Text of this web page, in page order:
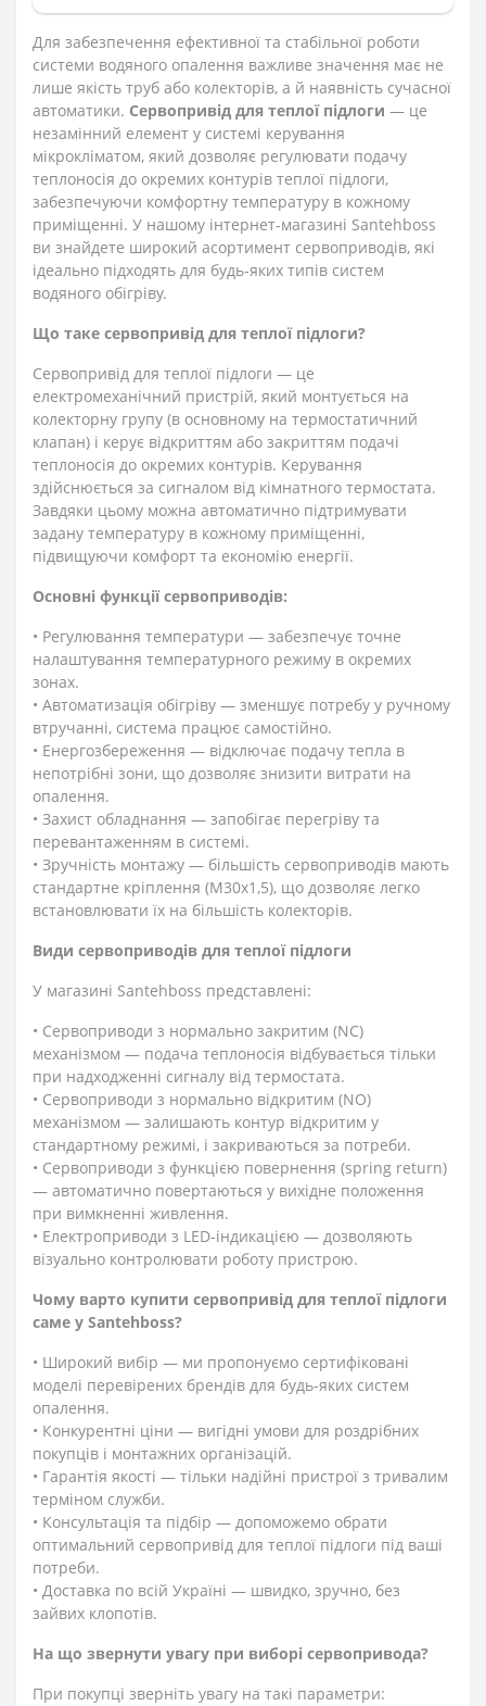
Для забезпечення ефективної та стабільної роботи
системи водяного опалення важливе значення має не
лише якість труб або колекторів, а й наявність сучасної
автоматики. Сервопривід для теплої підлоги — це
незамінний елемент у системі керування
мікрокліматом, який дозволяє регулювати подачу
теплоносія до окремих контурів теплої підлоги,
забезпечуючи комфортну температуру в кожному
приміщенні. У нашому інтернет-магазині Santehboss
ви знайдете широкий асортимент сервоприводів, які
ідеально підходять для будь-яких типів систем
водяного обігріву.
Що таке сервопривід для теплої підлоги?
Сервопривід для теплої підлоги — це
електромеханічний пристрій, який монтується на
колекторну групу (в основному на термостатичний
клапан) і керує відкриттям або закриттям подачі
теплоносія до окремих контурів. Керування
здійснюється за сигналом від кімнатного термостата.
Завдяки цьому можна автоматично підтримувати
задану температуру в кожному приміщенні,
підвищуючи комфорт та економію енергії.
Основні функції сервоприводів:
• Регулювання температури — забезпечує точне
налаштування температурного режиму в окремих
зонах.
• Автоматизація обігріву — зменшує потребу у ручному
втручанні, система працює самостійно.
• Енергозбереження — відключає подачу тепла в
непотрібні зони, що дозволяє знизити витрати на
опалення.
• Захист обладнання — запобігає перегріву та
перевантаженням в системі.
• Зручність монтажу — більшість сервоприводів мають
стандартне кріплення (M30x1,5), що дозволяє легко
встановлювати їх на більшість колекторів.
Види сервоприводів для теплої підлоги
У магазині Santehboss представлені:
• Сервоприводи з нормально закритим (NC)
механізмом — подача теплоносія відбувається тільки
при надходженні сигналу від термостата.
• Сервоприводи з нормально відкритим (NO)
механізмом — залишають контур відкритим у
стандартному режимі, і закриваються за потреби.
• Сервоприводи з функцією повернення (spring return)
— автоматично повертаються у вихідне положення
при вимкненні живлення.
• Електроприводи з LED-індикацією — дозволяють
візуально контролювати роботу пристрою.
Чому варто купити сервопривід для теплої підлоги
саме у Santehboss?
• Широкий вибір — ми пропонуємо сертифіковані
моделі перевірених брендів для будь-яких систем
опалення.
• Конкурентні ціни — вигідні умови для роздрібних
покупців і монтажних організацій.
• Гарантія якості — тільки надійні пристрої з тривалим
терміном служби.
• Консультація та підбір — допоможемо обрати
оптимальний сервопривід для теплої підлоги під ваші
потреби.
• Доставка по всій Україні — швидко, зручно, без
зайвих клопотів.
На що звернути увагу при виборі сервопривода?
При покупці зверніть увагу на такі параметри: